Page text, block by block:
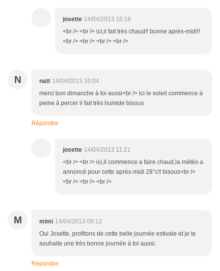
josette 14/04/2013 16:16
<br /> <br /> ici,il fait très chaud!! bonne après-midi!!
<br /> <br /> <br /> <br />
N natt 14/04/2013 10:04
merci bon dimanche à toi aussi<br /> ici le soleil commence à
peine à percer il fait très humide bisous
Répondre
josette 14/04/2013 11:21
<br /> <br /> ici,il commence a faire chaud,la météo a
annoncé pour cette après-midi 28°c!! bisous<br />
<br /> <br /> <br />
M mimi 14/04/2013 09:12
Oui Josette, profitons de cette belle journée estivale et je te
souhaite une très bonne journée à toi aussi.
Répondre